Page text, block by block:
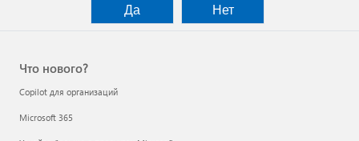
Да
Нет
Что нового?
Copilot для организаций
Microsoft 365